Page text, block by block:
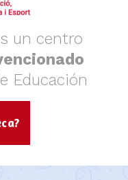
un centro
Educación